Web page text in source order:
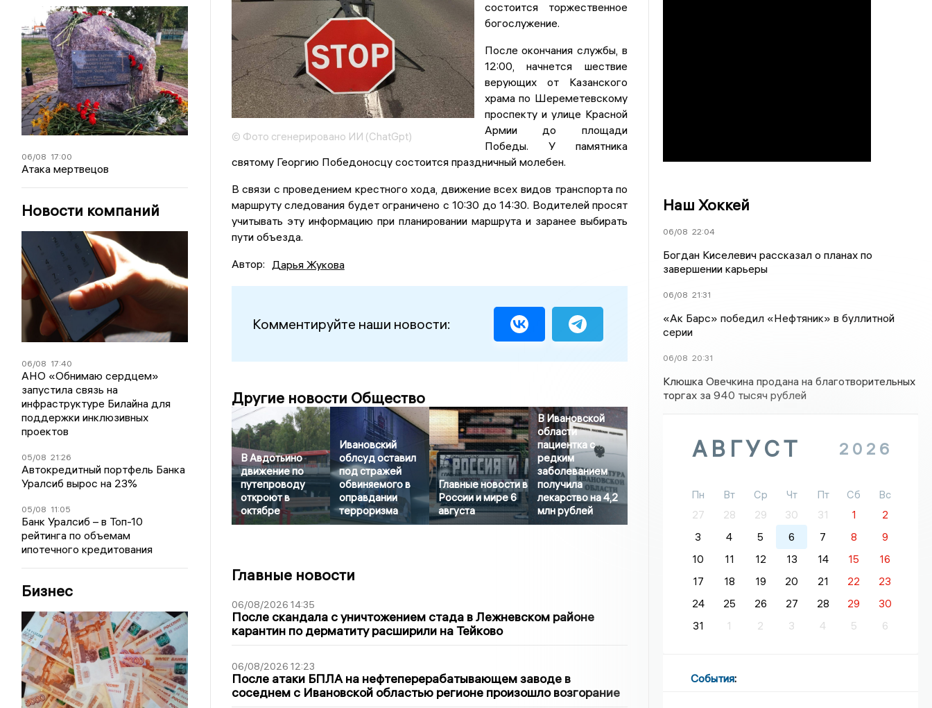
06/08 17:00
Атака мертвецов
Новости компаний
06/08 17:40
АНО «Обнимаю сердцем»
запустила связь на
инфраструктуре Билайна для
поддержки инклюзивных
проектов
05/08 21:26
Автокредитный портфель Банка
Уралсиб вырос на 23%
05/08 11:05
Банк Уралсиб – в Топ-10
рейтинга по объемам
ипотечного кредитования
Бизнес
© Фото сгенерировано ИИ (ChatGpt)
состоится торжественное
богослужение.
После окончания службы, в
12:00, начнется шествие
верующих от Казанского
храма по Шереметевскому
проспекту и улице Красной
Армии до площади
Победы. У памятника
святому Георгию Победоносцу состоится праздничный молебен.
В связи с проведением крестного хода, движение всех видов транспорта по
маршруту следования будет ограничено с 10:30 до 14:30. Водителей просят
учитывать эту информацию при планировании маршрута и заранее выбирать
пути объезда.
Автор: Дарья Жукова
Комментируйте наши новости:
Другие новости Общество
В Авдотьино
движение по
путепроводу
откроют в
октябре
Ивановский
облсуд оставил
под стражей
обвиняемого в
оправдании
терроризма
Главные новости в
России и мире 6
августа
В Ивановской
области
пациентка с
редким
заболеванием
получила
лекарство на 4,2
млн рублей
Главные новости
06/08/2026 14:35
После скандала с уничтожением стада в Лежневском районе
карантин по дерматиту расширили на Тейково
06/08/2026 12:23
После атаки БПЛА на нефтеперерабатывающем заводе в
соседнем с Ивановской областью регионе произошло возгорание
Наш Хоккей
06/08 22:04
Богдан Киселевич рассказал о планах по
завершении карьеры
06/08 21:31
«Ак Барс» победил «Нефтяник» в буллитной
серии
06/08 20:31
Клюшка Овечкина продана на благотворительных
торгах за 940 тысяч рублей
АВГУСТ 2026
Пн Вт Ср Чт Пт Сб
Вс
27
28 29 30 31 1
2
3
4 5 6 7 8
9
10
11 12 13 14 15
16
17
18 19 20 21 22
23
24
25 26 27 28 29
30
31
1 2 3 4 5 6
События: